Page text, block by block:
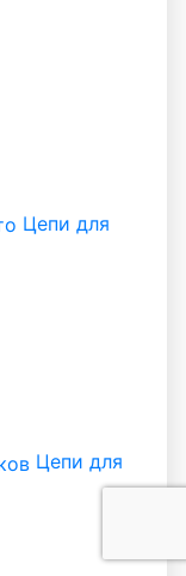
Цепи для
Цепи для